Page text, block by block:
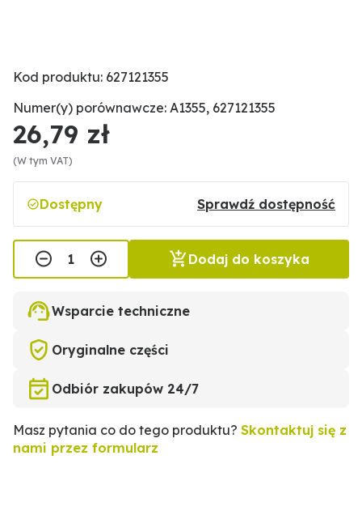
Kod produktu: 627121355
Numer(y) porównawcze: A1355, 627121355
26,79 zł
(W tym VAT)
Dostępny Sprawdź dostępność
Dodaj do koszyka
Wsparcie techniczne
Oryginalne części
Odbiór zakupów 24/7
Masz pytania co do tego produktu? Skontaktuj się z
nami przez formularz